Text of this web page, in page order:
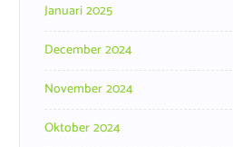
Januari 2025
December 2024
November 2024
Oktober 2024